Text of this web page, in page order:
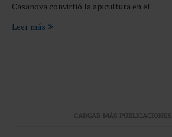
Casanova convirtió la apicultura en el …
Leer más
CARGAR MÁS PUBLICACIONES